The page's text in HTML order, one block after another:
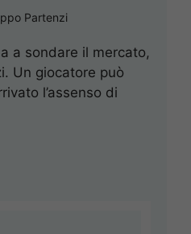
Partenzi
a sondare il mercato,
Un giocatore può
l’assenso di